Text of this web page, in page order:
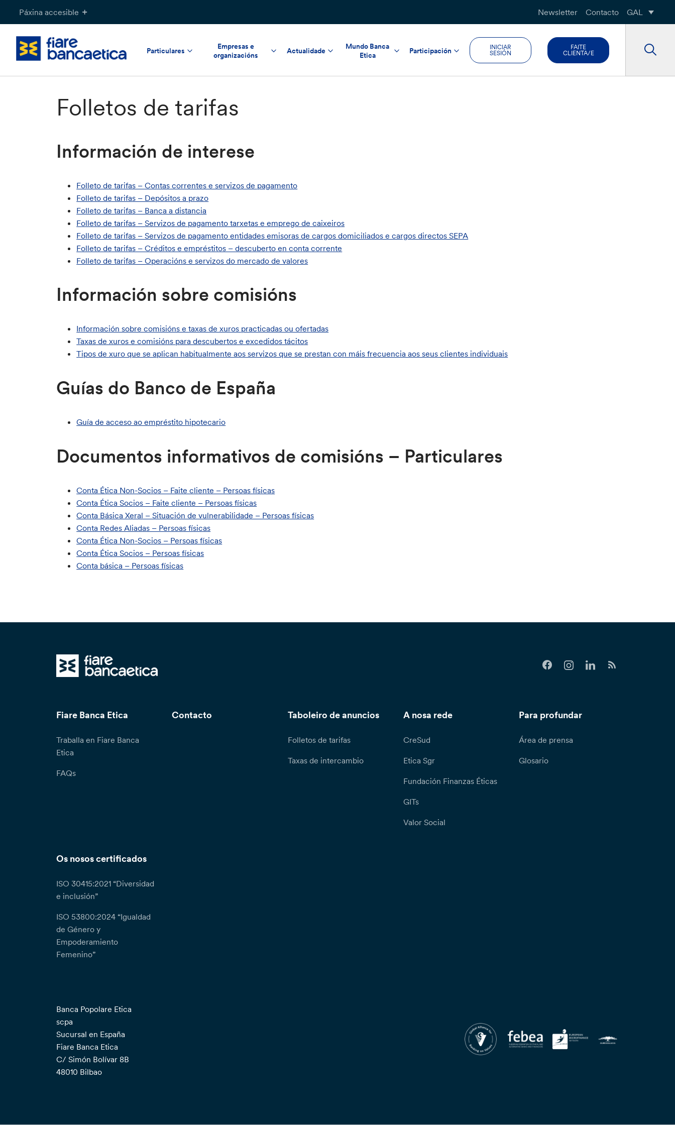
Páxina accesible Newsletter Contacto GAL
Particulares
Empresas e
organizacións
Actualidade
Mundo Banca
Etica
Participación
INICIAR
SESIÓN
FAITE
CLIENTA/E
Folletos de tarifas
Información de interese
Folleto de tarifas – Contas correntes e servizos de pagamento
Folleto de tarifas – Depósitos a prazo
Folleto de tarifas – Banca a distancia
Folleto de tarifas – Servizos de pagamento tarxetas e emprego de caixeiros
Folleto de tarifas – Servizos de pagamento entidades emisoras de cargos domiciliados e cargos directos SEPA
Folleto de tarifas – Créditos e empréstitos – descuberto en conta corrente
Folleto de tarifas – Operacións e servizos do mercado de valores
Información sobre comisións
Información sobre comisións e taxas de xuros practicadas ou ofertadas
Taxas de xuros e comisións para descubertos e excedidos tácitos
Tipos de xuro que se aplican habitualmente aos servizos que se prestan con máis frecuencia aos seus clientes individuais
Guías do Banco de España
Guía de acceso ao empréstito hipotecario
Documentos informativos de comisións – Particulares
Conta Ética Non-Socios – Faite cliente – Persoas físicas
Conta Ética Socios – Faite cliente – Persoas físicas
Conta Básica Xeral – Situación de vulnerabilidade – Persoas físicas
Conta Redes Aliadas – Persoas físicas
Conta Ética Non-Socios – Persoas físicas
Conta Ética Socios – Persoas físicas
Conta básica – Persoas físicas
Fiare Banca Etica
Traballa en Fiare Banca
Etica
FAQs
Contacto Taboleiro de anuncios
Folletos de tarifas
Taxas de intercambio
A nosa rede
CreSud
Etica Sgr
Fundación Finanzas Éticas
GITs
Valor Social
Para profundar
Área de prensa
Glosario
Os nosos certificados
ISO 30415:2021 “Diversidad
e inclusión”
ISO 53800:2024 “Igualdad
de Género y
Empoderamiento
Femenino”
Banca Popolare Etica
scpa
Sucursal en España
Fiare Banca Etica
C/ Simón Bolívar 8B
48010 Bilbao